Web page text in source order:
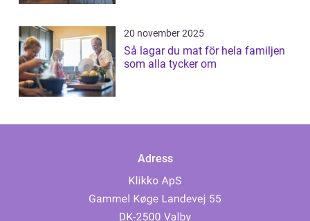
20 november 2025
Så lagar du mat för hela familjen
som alla tycker om
Adress